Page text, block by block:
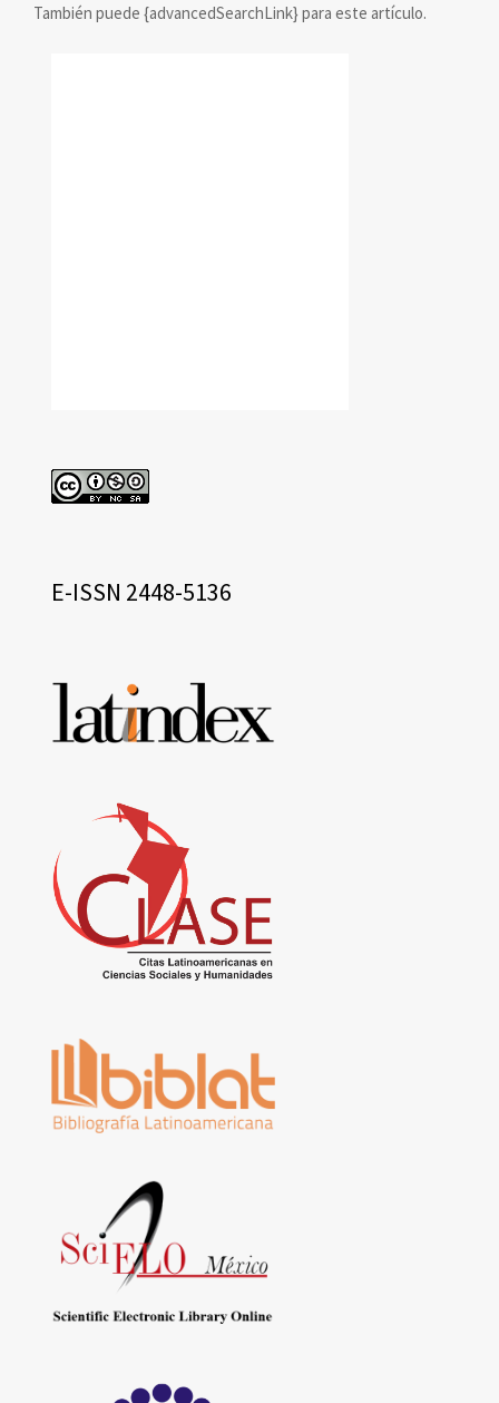
También puede {advancedSearchLink} para este artículo.
cc
eissn
E-ISSN 2448-5136
Base
de
datos